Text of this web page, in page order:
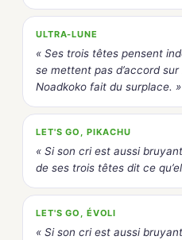
ULTRA-LUNE
« Ses trois têtes pensent
se mettent pas d’accord
Noadkoko fait du surplace. »
LET'S GO, PIKACHU
« Si son cri est aussi
de ses trois têtes dit ce
LET'S GO, ÉVOLI
« Si son cri est aussi